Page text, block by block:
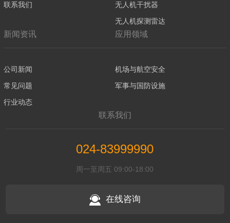
联系我们
无人机干扰器
无人机探测雷达
新闻资讯
公司新闻
常见问题
行业动态
应用领域
机场与航空安全
军事与国防设施
联系我们
024-83999990
周一至周五 09:00-18:00
在线咨询